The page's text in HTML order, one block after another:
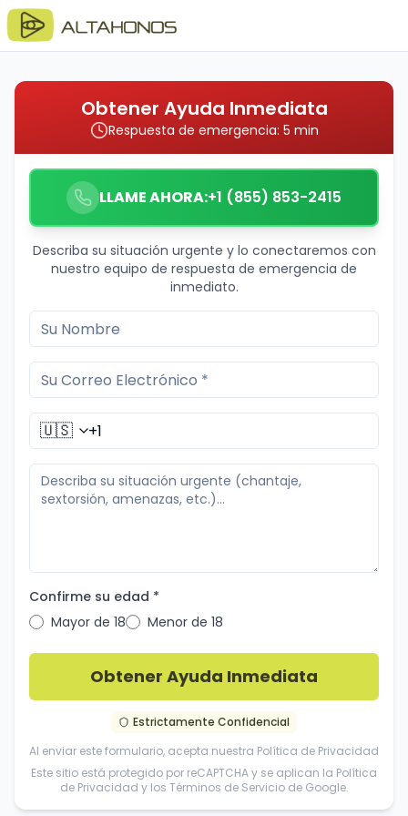
Obtener Ayuda Inmediata
Respuesta de emergencia: 5 min
LLAME AHORA:+1 (855) 853-2415
Describa su situación urgente y lo conectaremos con
nuestro equipo de respuesta de emergencia de
inmediato.
🇺🇸
Confirme su edad *
Mayor de 18
Menor de 18
Obtener Ayuda Inmediata
Estrictamente Confidencial
Al enviar este formulario, acepta nuestra Política de Privacidad
Este sitio está protegido por reCAPTCHA y se aplican la Política
de Privacidad y los Términos de Servicio de Google.